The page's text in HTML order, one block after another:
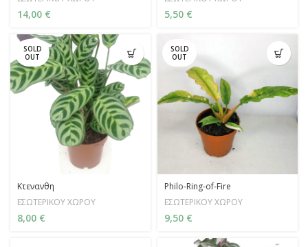
14,00 € 5,50 €
SOLD
OUT
Kτενανθη
ΕΣΩΤΕΡΙΚΟΥ ΧΩΡΟΥ
8,00 €
SOLD
OUT
Philo-Ring-of-Fire
ΕΣΩΤΕΡΙΚΟΥ ΧΩΡΟΥ
9,50 €